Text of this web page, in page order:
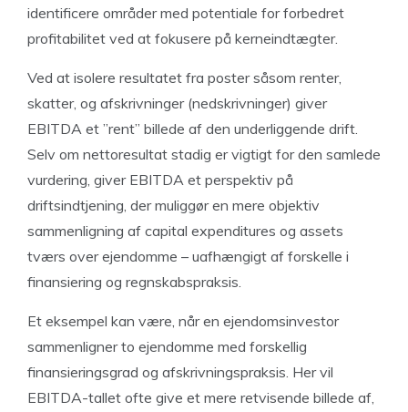
identificere områder med potentiale for forbedret
profitabilitet ved at fokusere på kerneindtægter.
Ved at isolere resultatet fra poster såsom renter,
skatter, og afskrivninger (nedskrivninger) giver
EBITDA et ”rent” billede af den underliggende drift.
Selv om nettoresultat stadig er vigtigt for den samlede
vurdering, giver EBITDA et perspektiv på
driftsindtjening, der muliggør en mere objektiv
sammenligning af capital expenditures og assets
tværs over ejendomme – uafhængigt af forskelle i
finansiering og regnskabspraksis.
Et eksempel kan være, når en ejendomsinvestor
sammenligner to ejendomme med forskellig
finansieringsgrad og afskrivningspraksis. Her vil
EBITDA-tallet ofte give et mere retvisende billede af,